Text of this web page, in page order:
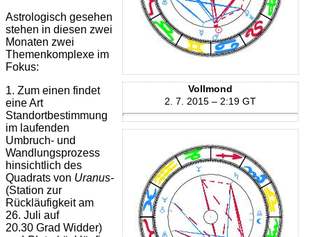
Vollmond
2. 7. 2015 – 2:19 GT
Astrologisch gesehen
stehen in diesen zwei
Monaten zwei
Themenkomplexe im
Fokus:
1. Zum einen findet
eine Art
Standortbestimmung
im laufenden
Umbruch- und
Wandlungsprozess
hinsichtlich des
Quadrats von Uranus-
(Station zur
Rückläufigkeit am
26. Juli auf
20.30 Grad Widder)